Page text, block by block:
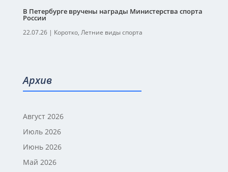
В Петербурге вручены награды Министерства спорта
России
22.07.26| Коротко, Летние виды спорта
Архив
Август 2026
Июль 2026
Июнь 2026
Май 2026